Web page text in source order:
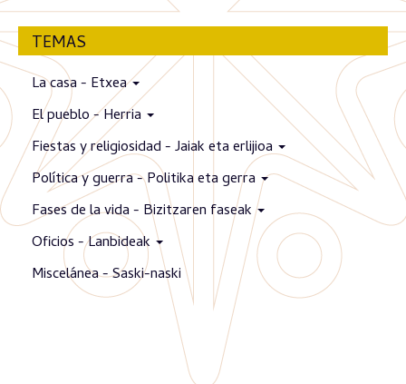
TEMAS
La casa - Etxea
El pueblo - Herria
Fiestas y religiosidad - Jaiak eta erlijioa
Política y guerra - Politika eta gerra
Fases de la vida - Bizitzaren faseak
Oficios - Lanbideak
Miscelánea - Saski-naski